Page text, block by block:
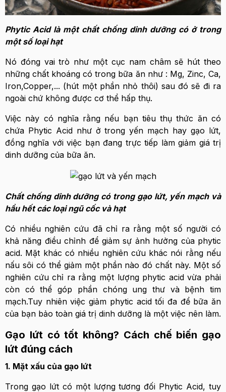
Phytic Acid là một chất chống dinh dưỡng có ở trong
một số loại hạt
Nó đóng vai trò như một cục nam châm sẽ hút theo
những chất khoáng có trong bữa ăn như : Mg, Zinc, Ca,
Iron,Copper,... (hút một phần nhỏ thôi) sau đó sẽ đi ra
ngoài chứ không được cơ thể hấp thụ.
Việc này có nghĩa rằng nếu bạn tiêu thụ thức ăn có
chứa Phytic Acid như ở trong yến mạch hay gạo lứt,
đồng nghĩa với việc bạn đang trực tiếp làm giảm giá trị
dinh dưỡng của bữa ăn.
Chất chống dinh dưỡng có trong gạo lứt, yến mạch và
hầu hết các loại ngũ cốc và hạt
Có nhiều nghiên cứu đã chỉ ra rằng một số người có
khả năng điều chỉnh để giảm sự ảnh hưởng của phytic
acid. Mặt khác có nhiều nghiên cứu khác nói rằng nếu
nấu sôi có thể giảm một phần nào đó chất này. Một số
nghiên cứu chỉ ra rằng một lượng phytic acid vừa phải
còn có thể góp phần chóng ung thư và bệnh tim
mạch.Tuy nhiên việc giảm phytic acid tối đa để bữa ăn
của bạn bảo toàn giá trị dinh dưỡng là một việc nên làm.
Gạo lứt có tốt không? Cách chế biến gạo
lứt đúng cách
1. Mặt xấu của gạo lứt
Trong gạo lứt có một lượng tương đối Phytic Acid, tuy